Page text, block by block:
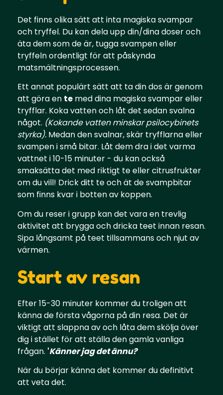
Det finns olika sätt att inta magiska svampar
och tryffel. Du kan dela upp din/dina doser och
äta dem som de är, tugga svampen eller
tryffeln ordentligt för att påskynda
matsmältningsprocessen.
Ett annat populärt sätt att ta din dos är genom
att göra en te med dina magiska svampar eller
tryfflar. Koka vatten och låt det sedan svalna
något. (Kokande vatten minskar psilocybinets
styrka). Medan den svalnar, skär tryfflarna eller
svampen i små bitar. Låt dem dra i det varma
vattnet i 10-15 minuter - du kan också
smaksätta det med riktigt te eller citrusfrukter
om du vill! Drick ditt te och ät de svampbitar
som finns kvar i botten av koppen.
Om du reser i grupp kan det vara en trevlig
aktivitet att brygga och dricka teet innan resan.
Sipa långsamt på teet tillsammans och njut av
värmen.
Start av resan
Efter 15-30 minuter kommer du troligen att
känna de första vågorna på din resa. Det är
viktigt att slappna av och låta dem skölja över
dig i stället för att ställa den gamla vanliga
frågan. 'Känner jag det ännu?
När du börjar känna det kommer du definitivt
att veta det.